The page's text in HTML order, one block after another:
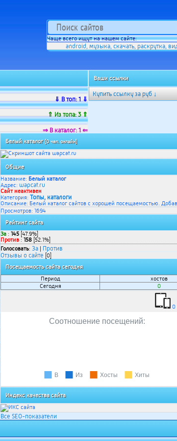
Чаще всего ищут на нашем сайте:
android, музыка, скачать, раскрутка,
⇓ В топ: 1 ⇓
⇑ Из топа: 3 ⇑
⇒ В каталог: 1 ⇐
Ваши ссылки
Купить ссылку за руб ↓
Белый каталог [0 чел. онлайн]
Общие
Название: Белый каталог
Адрес: wapcat.ru
Сайт неактивен
Категория: Топы, каталоги
Описание: Белый каталог сайтов с хорошей посещаемостью.
Просмотров: 1694
Рейтинг сайта
За : 145 [47.9%]
Против : 158 [52.1%]
Голосовать: За | Против
Отзывы о сайте [0]
Посещаемость сайта сегодня
Период
хостов
Сегодня
0
0
Соотношение посещений:
В Из Хосты Хиты
Индекс качества сайта
Все SEO-показатели